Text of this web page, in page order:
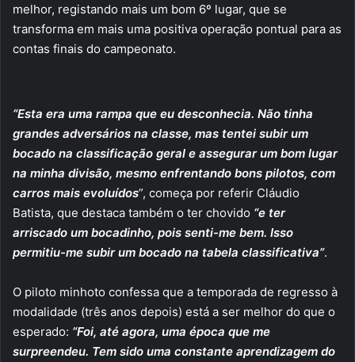
melhor, registando mais um bom 6º lugar, que se
transforma em mais uma positiva operação pontual para as
contas finais do campeonato.
“Esta era uma rampa que eu desconhecia. Não tinha
grandes adversários na classe, mas tentei subir um
bocado na classificação geral e assegurar um bom lugar
na minha divisão, mesmo enfrentando bons pilotos, com
carros mais evoluídos”, começa por referir Cláudio
Batista, que destaca também o ter chovido “e ter
arriscado um bocadinho, pois senti-me bem. Isso
permitiu-me subir um bocado na tabela classificativa”.
O piloto minhoto confessa que a temporada de regresso à
modalidade (três anos depois) está a ser melhor do que o
esperado: “Foi, até agora, uma época que me
surpreendeu. Tem sido uma constante aprendizagem do